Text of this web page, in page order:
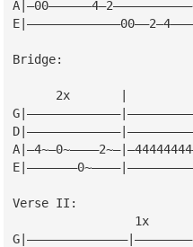
Bridge:
2x       |
Verse II:
1x